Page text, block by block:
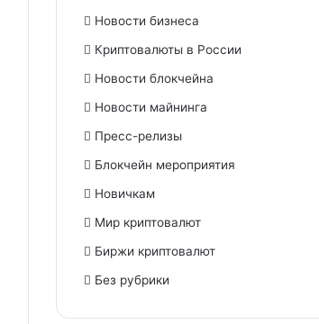
Новости бизнеса
Криптовалюты в России
Новости блокчейна
Новости майнинга
Пресс-релизы
Блокчейн мероприятия
Новичкам
Мир криптовалют
Биржи криптовалют
Без рубрики